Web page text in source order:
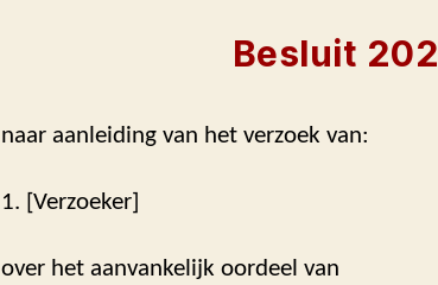
Besluit
naar aanleiding van het verzoek van:
1. [Verzoeker]
over het aanvankelijk oordeel van